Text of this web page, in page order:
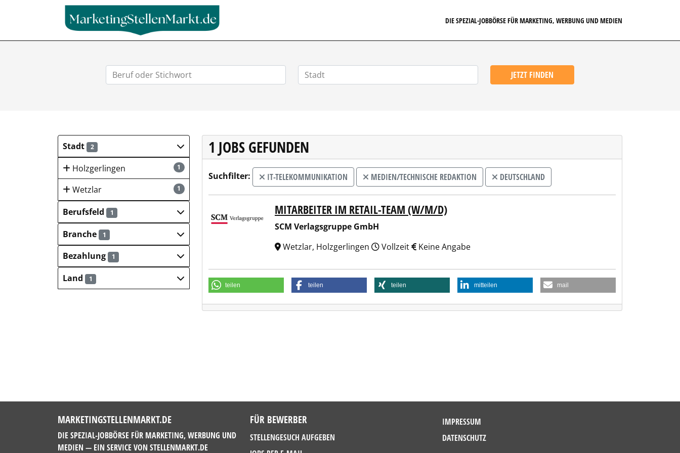
DIE SPEZIAL-JOBBÖRSE FÜR MARKETING, WERBUNG UND MEDIEN
JETZT FINDEN
Stadt 2
1
Holzgerlingen
1
Wetzlar
Berufsfeld
1
Branche 1
Bezahlung 1
Land 1
1 JOBS GEFUNDEN
Suchfilter: IT-TELEKOMMUNIKATION MEDIEN/TECHNISCHE REDAKTION DEUTSCHLAND
SCM Verlagsgruppe GmbHMITARBEITER IM RETAIL-TEAM (W/M/D)
SCM Verlagsgruppe GmbH
Wetzlar, Holzgerlingen
Vollzeit Keine Angabe
teilen teilen teilen mitteilen mail
MARKETINGSTELLENMARKT.DE
DIE SPEZIAL-JOBBÖRSE FÜR MARKETING, WERBUNG UND
MEDIEN — EIN SERVICE VON STELLENMARKT.DE
FÜR BEWERBER
STELLENGESUCH AUFGEBEN
IMPRESSUM
DATENSCHUTZ